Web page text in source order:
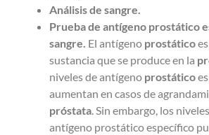
Análisis de sangre.
Prueba de antígeno prostático
sangre. El antígeno prostático
sustancia que se produce en la
niveles de antígeno prostático
aumentan en casos de
próstata . Sin embargo, los
antígeno prostático específico